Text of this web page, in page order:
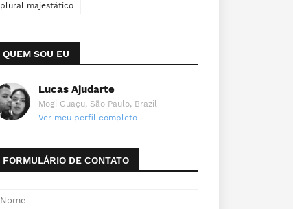
plural majestático
QUEM SOU EU
Lucas Ajudarte
Mogi Guaçu, São Paulo, Brazil
Ver meu perfil completo
FORMULÁRIO DE CONTATO